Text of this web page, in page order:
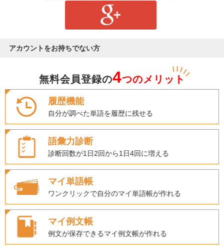
アカウントをお持ちでない方
無料会員登録の4つのメリット
履歴機能
自分が調べた単語を履歴に残せる
語彙力診断
診断回数が1日2回から1日4回に増える
マイ単語帳
ワンクリックで自分のマイ単語帳が作れる
マイ例文帳
例文が保存できるマイ例文帳が作れる